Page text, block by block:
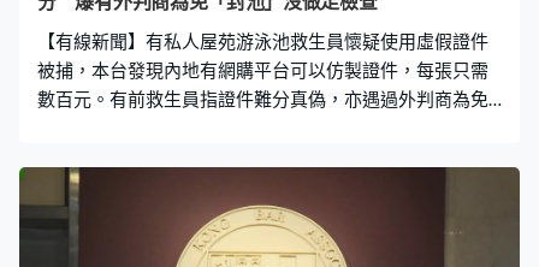
有開放，已經逃避了責任。」
【有線新聞】有私人屋苑游泳池救生員懷疑使用虛假證件
被捕，本台發現內地有網購平台可以仿製證件，每張只需
數百元。有前救生員指證件難分真偽，亦遇過外判商為免
證，有店舖就要求轉至微信辦理。原先考牌至少要花費約
5,000元，現在只需300元就有一張，甚至可以講價。 曾任
職私人泳池救生員10年的Apple說，當值前一般須出示由拯